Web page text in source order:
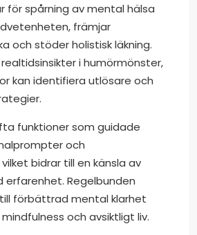
för spårning av mental hälsa
främjar
och stöder holistisk läkning.
i humörmönster,
kan identifiera utlösare och
funktioner som guidade
och
bidrar till en känsla av
erfarenhet. Regelbunden
förbättrad mental klarhet
och avsiktligt liv.